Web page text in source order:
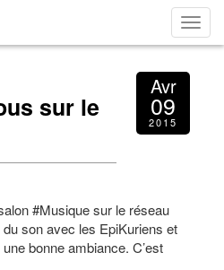
la
sur le
Avr
09
2015
#Musique sur le réseau
son avec les EpiKuriens et
bonne ambiance. C’est